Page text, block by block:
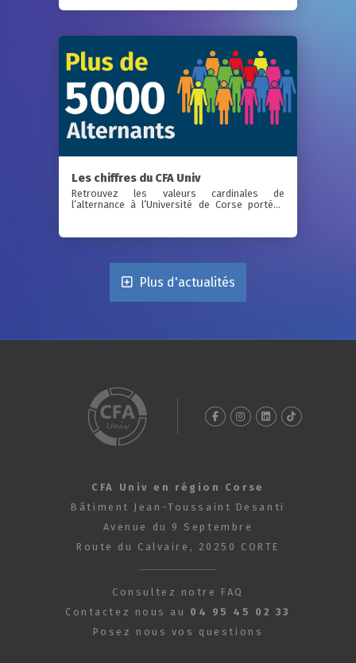
Les chiffres du CFA Univ
Retrouvez les valeurs cardinales de
l’alternance à l’Université de Corse portées
Plus d'actualités
CFA Univ en région Corse
Bâtiment Jean-Toussaint Desanti
Avenue du 9 Septembre
Route du Calvaire, 20250 CORTE
Consultez notre FAQ
Contactez nous au 04 95 45 02 33
Posez nous vos questions